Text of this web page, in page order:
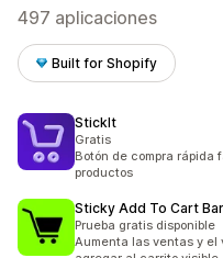
497 aplicaciones
Built for Shopify
StickIt
Gratis
Botón de compra
productos
Sticky Add To Cart Bar
Prueba gratis disponible
Aumenta las ventas y el